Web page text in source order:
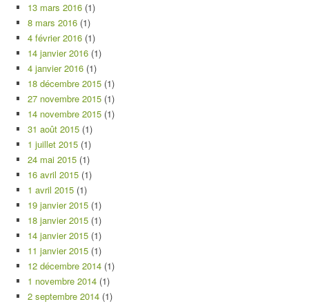
13 mars 2016 (1)
8 mars 2016 (1)
4 février 2016 (1)
14 janvier 2016 (1)
4 janvier 2016 (1)
18 décembre 2015 (1)
27 novembre 2015 (1)
14 novembre 2015 (1)
31 août 2015 (1)
1 juillet 2015 (1)
24 mai 2015 (1)
16 avril 2015 (1)
1 avril 2015 (1)
19 janvier 2015 (1)
18 janvier 2015 (1)
14 janvier 2015 (1)
11 janvier 2015 (1)
12 décembre 2014 (1)
1 novembre 2014 (1)
2 septembre 2014 (1)